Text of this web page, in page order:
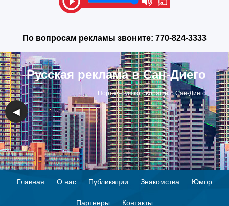
По вопросам рекламы звоните: 770-824-3333
Русская реклама в Сан-Диего
Портал русскоговорящего Сан-Диего
◀ ▶
Главная О нас Публикации Знакомства Юмор
Партнеры Контакты